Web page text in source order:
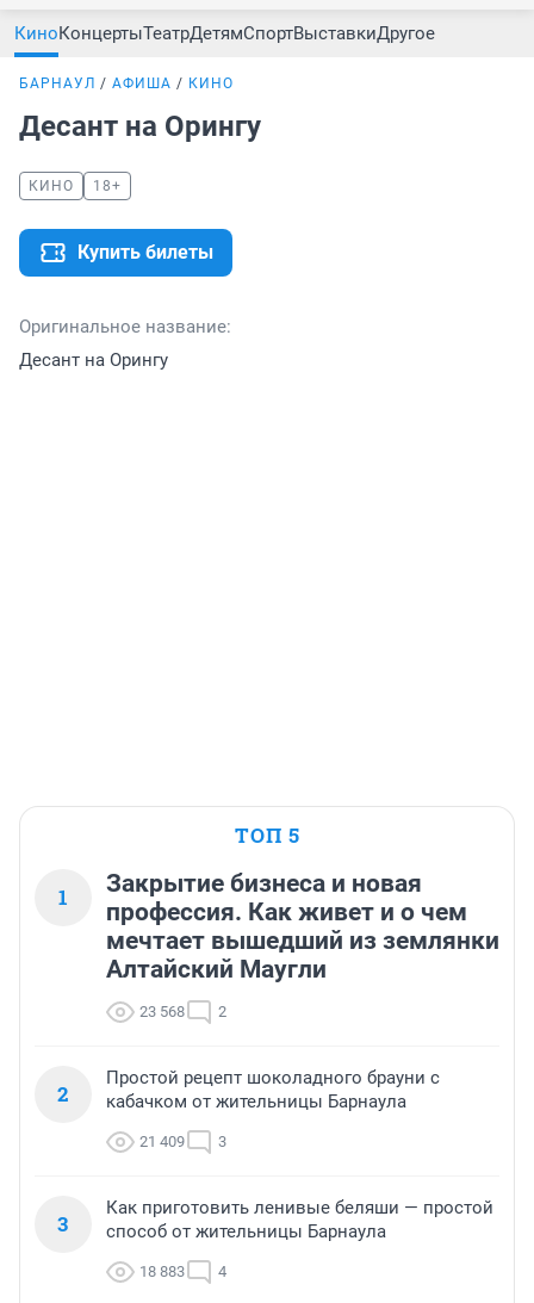
КиноКонцертыТеатрДетямСпортВыставкиДругое
БАРНАУЛ АФИША КИНО
Десант на Орингу
КИНО 18+
Купить билеты
Оригинальное название:
Десант на Орингу
ТОП 5
1
Закрытие бизнеса и новая
профессия. Как живет и о чем
мечтает вышедший из землянки
Алтайский Маугли
23 568 2
2
Простой рецепт шоколадного брауни с
кабачком от жительницы Барнаула
21 409 3
3
Как приготовить ленивые беляши — простой
способ от жительницы Барнаула
18 883 4